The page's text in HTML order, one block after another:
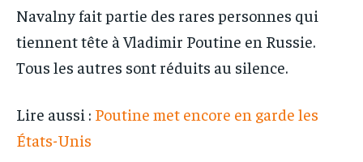
Navalny fait partie des rares personnes qui
tiennent tête à Vladimir Poutine en Russie.
Tous les autres sont réduits au silence.
Lire aussi : Poutine met encore en garde les
États-Unis